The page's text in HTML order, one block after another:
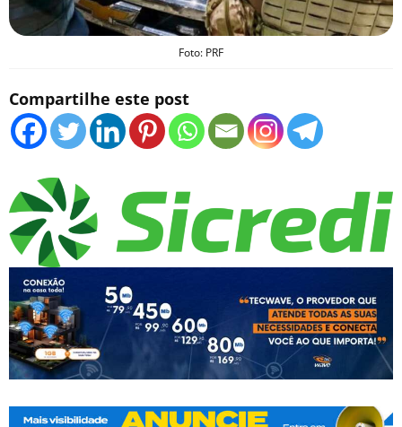
Foto: PRF
Compartilhe este post